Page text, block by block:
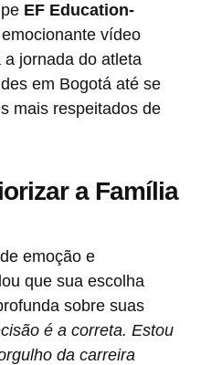
EF Education-
vídeo
jornada do atleta
em Bogotá até se
mais respeitados de
a Família
emoção e
que sua escolha
sobre suas
é a correta. Estou
da carreira